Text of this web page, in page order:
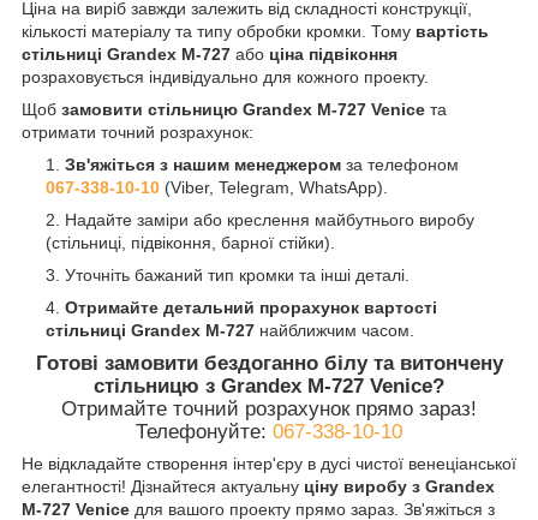
Ціна на виріб завжди залежить від складності конструкції,
кількості матеріалу та типу обробки кромки. Тому вартість
стільниці Grandex M-727 або ціна підвіконня
розраховується індивідуально для кожного проекту.
Щоб замовити стільницю Grandex M-727 Venice та
отримати точний розрахунок:
Зв'яжіться з нашим менеджером за телефоном
067-338-10-10 (Viber, Telegram, WhatsApp).
Надайте заміри або креслення майбутнього виробу
(стільниці, підвіконня, барної стійки).
Уточніть бажаний тип кромки та інші деталі.
Отримайте детальний прорахунок вартості
стільниці Grandex M-727 найближчим часом.
Готові замовити бездоганно білу та витончену
стільницю з Grandex M-727 Venice?
Отримайте точний розрахунок прямо зараз!
Телефонуйте: 067-338-10-10
Не відкладайте створення інтер'єру в дусі чистої венеціанської
елегантності! Дізнайтеся актуальну ціну виробу з Grandex
M-727 Venice для вашого проекту прямо зараз. Зв'яжіться з